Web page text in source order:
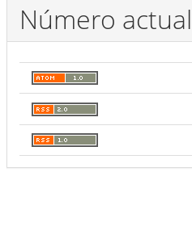
Número actual